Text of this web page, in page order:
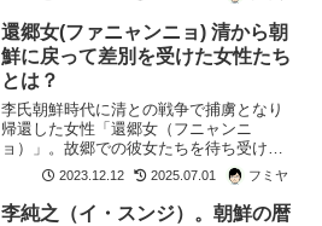
還郷女(ファニャンニョ) 清から朝
鮮に戻って差別を受けた女性たち
とは？
李氏朝鮮時代に清との戦争で捕虜となり
帰還した女性「還郷女（フニャンニ
ョ）」。故郷での彼女たちを待ち受けて
いたのは、過酷な差別と離縁でした。そ
の悲劇の背景と「ファニャンニョン」と
いう言葉の語源に迫ります。
2023.12.12 2025.07.01 フミヤ
李純之（イ・スンジ）。朝鮮の暦